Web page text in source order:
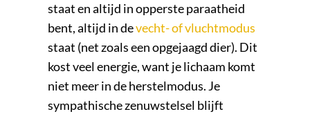
staat en altijd in opperste paraatheid
bent, altijd in devecht- of vluchtmodus
staat (net zoals een opgejaagd dier). Dit
kost veel energie, want je lichaam komt
niet meer in de herstelmodus. Je
sympathische zenuwstelsel blijft